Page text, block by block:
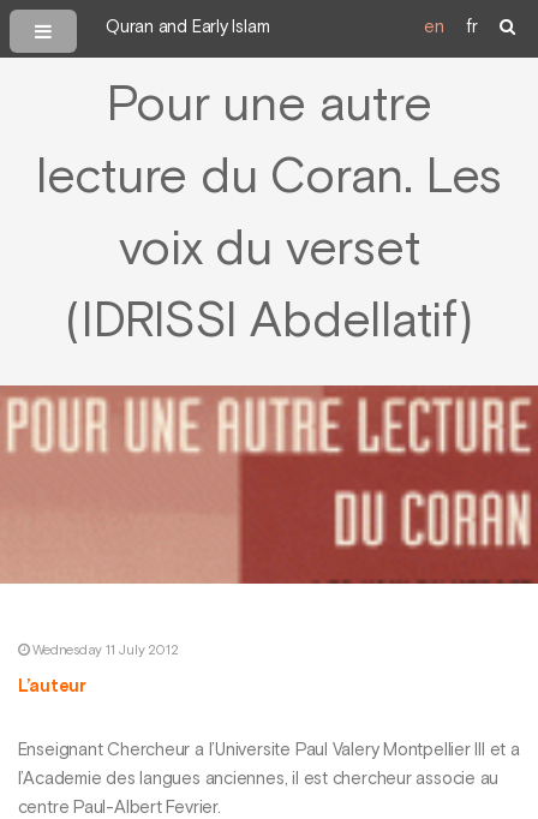
Quran and Early Islam en fr
Pour une autre
lecture du Coran. Les
voix du verset
(IDRISSI Abdellatif)
Wednesday 11 July 2012
L’auteur
Enseignant Chercheur a l’Universite Paul Valery Montpellier III et a
l’Academie des langues anciennes, il est chercheur associe au
centre Paul-Albert Fevrier.